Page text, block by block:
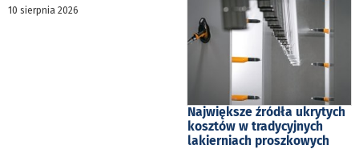
10 sierpnia 2026
Największe źródła ukrytych
kosztów w tradycyjnych
lakierniach proszkowych